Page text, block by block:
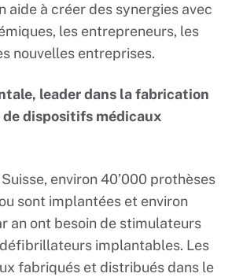
aide à créer des synergies avec
les entrepreneurs, les
nouvelles entreprises.
leader dans la fabrication
dispositifs médicaux
environ 40’000 prothèses
sont implantées et environ
an ont besoin de stimulateurs
implantables. Les
fabriqués et distribués dans le